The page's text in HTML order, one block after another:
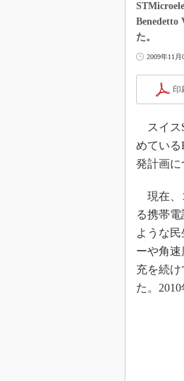
Benedetto
た。
2009年11
印
スイス
めている
発計画に
現在、
る携帯
ような
ーや角
充を続
た。